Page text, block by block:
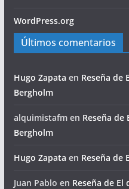
WordPress.org
Últimos comentarios
Hugo Zapata en Reseña de
Bergholm
alquimistafmen Reseña de
Bergholm
Hugo Zapata en Reseña de
Juan Pablo en Reseña de El